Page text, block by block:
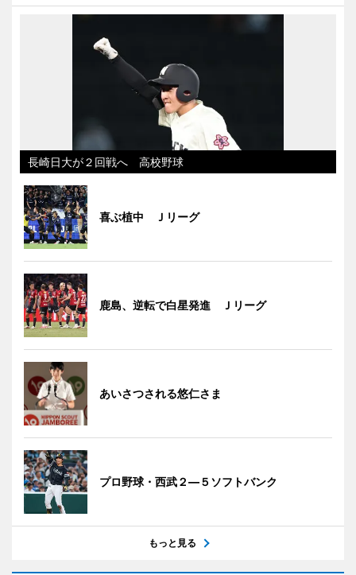
長崎日大が２回戦へ 高校野球
喜ぶ植中 Ｊリーグ
鹿島、逆転で白星発進 Ｊリーグ
あいさつされる悠仁さま
プロ野球・西武２―５ソフトバンク
もっと見る